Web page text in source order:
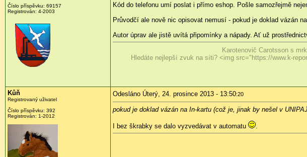
Číslo příspěvku: 69157
Registrován: 4-2003
Kód do telefonu umí poslat i přímo eshop. Pošle samozřejmě
Průvodčí ale nově nic opisovat nemusí - pokud je doklad vázán
Autor úprav ale jistě uvítá připomínky a nápady. Ať už
Karotenovič Carotsson s
Hledáte nejlepší zvuk na síti? <img src="https://www.k-
Kůň
Registrovaný uživatel
Číslo příspěvku: 392
Registrován: 1-2012
Odesláno Úterý, 24. prosince 2013 - 13:50:20
pokud je doklad vázán na In-kartu (což je, jinak by nešel v
I bez škrabky se dalo vyzvedávat v automatu